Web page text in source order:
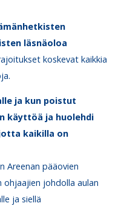
läsnäoloa
koskevat kaikkia
ja kun poistut
käyttöä ja huolehdi
kaikilla on
Areenan pääovien
ohjaajien johdolla aulan
ja siellä